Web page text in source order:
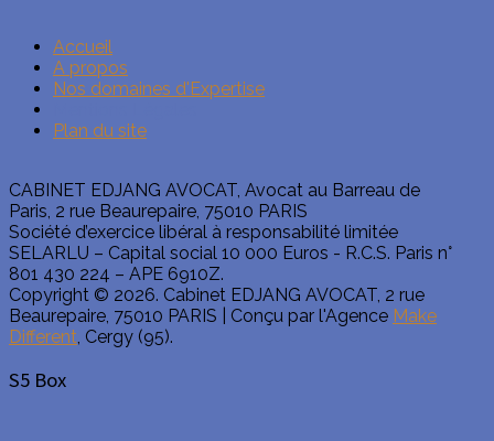
Accueil
A propos
Nos domaines d'Expertise
Plan du site
CABINET EDJANG AVOCAT, Avocat au Barreau de
Paris, 2 rue Beaurepaire, 75010 PARIS
Société d’exercice libéral à responsabilité limitée
SELARLU – Capital social 10 000 Euros - R.C.S. Paris n°
801 430 224 – APE 6910Z.
Copyright © 2026. Cabinet EDJANG AVOCAT, 2 rue
Beaurepaire, 75010 PARIS | Conçu par l'Agence Make
Different , Cergy (95).
S5 Box